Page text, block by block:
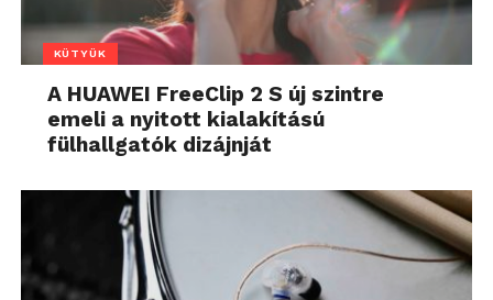
KÜTYÜK
A HUAWEI FreeClip 2 S új szintre
emeli a nyitott kialakítású
fülhallgatók dizájnját